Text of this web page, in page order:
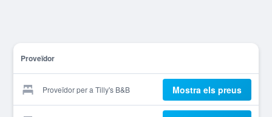
Proveïdor
Proveïdor per a Tilly's B&B Mostra els preus